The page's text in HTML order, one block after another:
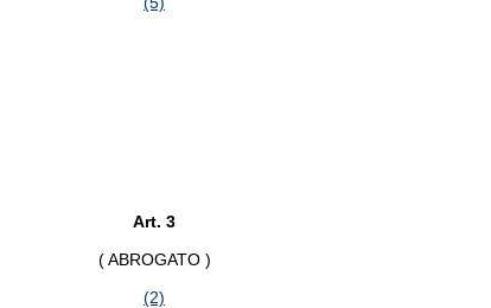
Art. 3
( ABROGATO )
(2)